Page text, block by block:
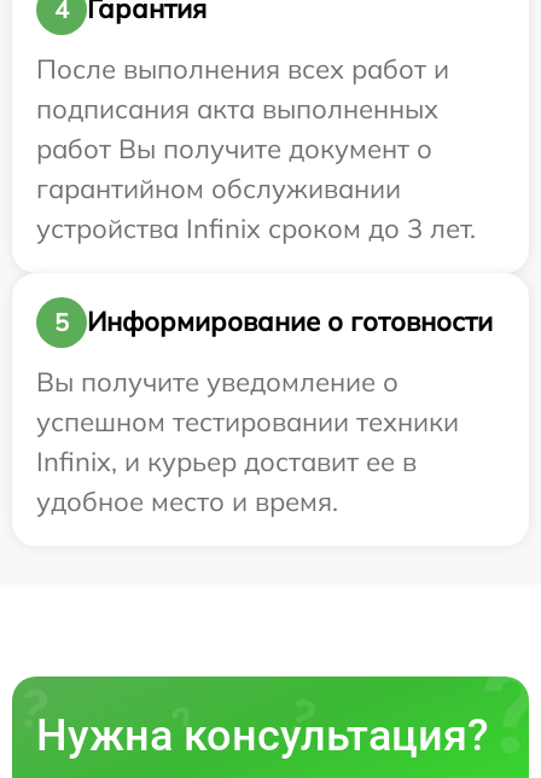
4
Гарантия
После выполнения всех работ и
подписания акта выполненных
работ Вы получите документ о
гарантийном обслуживании
устройства Infinix сроком до 3 лет.
5
Информирование о готовности
Вы получите уведомление о
успешном тестировании техники
Infinix, и курьер доставит ее в
удобное место и время.
Нужна консультация?